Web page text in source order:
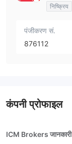
निष्क्रिय
पंजीकरण सं.
876112
कंपनी प्रोफाइल
ICM Brokers जानकारी